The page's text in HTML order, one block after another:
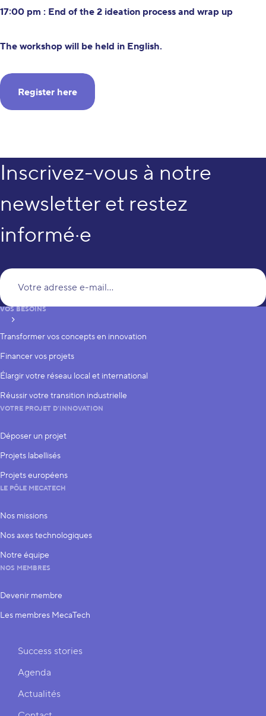
17:00 pm : End of the 2 ideation process and wrap up
The workshop will be held in English.
Register here
Inscrivez-vous à notre
newsletter et restez
informé·e
S’inscrire
VOS BESOINS
Transformer vos concepts en innovation
Financer vos projets
Élargir votre réseau local et international
Réussir votre transition industrielle
VOTRE PROJET D’INNOVATION
Déposer un projet
Projets labellisés
Projets européens
LE PÔLE MECATECH
Nos missions
Nos axes technologiques
Notre équipe
NOS MEMBRES
Devenir membre
Les membres MecaTech
Liens rapides
Success stories
Agenda
Actualités